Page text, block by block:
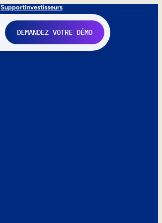
SupportInvestisseurs
DEMANDEZ VOTRE DÉMO